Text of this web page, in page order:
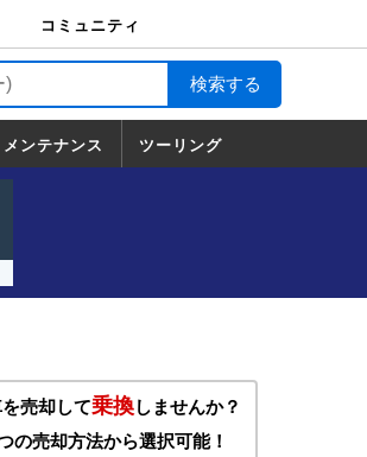
コミュニティ
メンテナンス ツーリング
売却して乗換しませんか？
の売却方法から選択可能！